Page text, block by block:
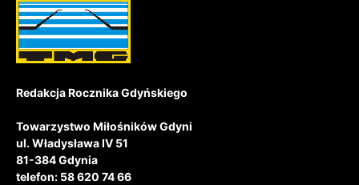
Redakcja Rocznika Gdyńskiego
Towarzystwo Miłośników Gdyni
ul. Władysława IV 51
81-384 Gdynia
telefon: 58 620 74 66